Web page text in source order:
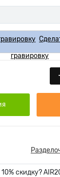
гравировку
скидку?